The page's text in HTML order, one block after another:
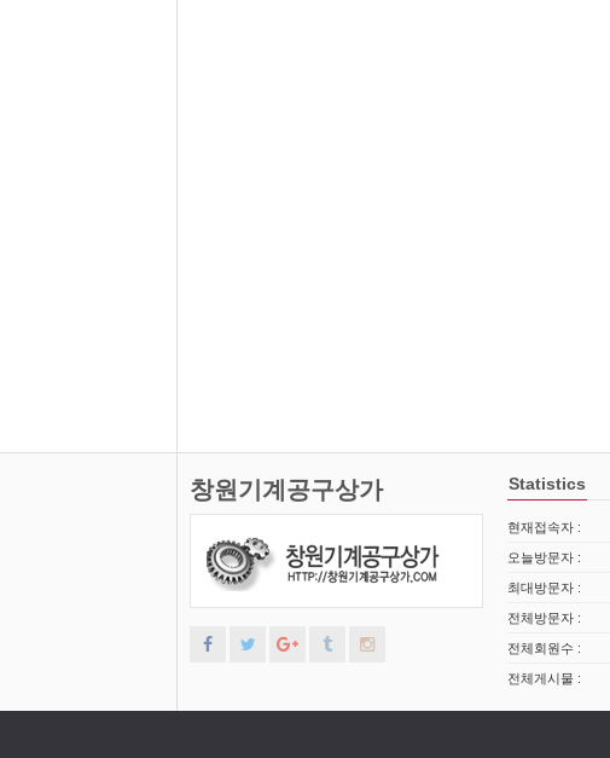
창원기계공구상가 Statistics
현재접속자 :
오늘방문자 :
최대방문자 :
전체방문자 :
전체회원수 :
전체게시물 :